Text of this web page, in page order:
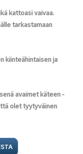
kattoasi vaivaa.
tarkastamaan
kiinteähintaisen ja
avaimet käteen -
olet tyytyväinen